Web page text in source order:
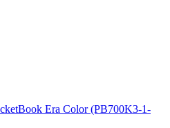
Era Color (PB700K3-1-